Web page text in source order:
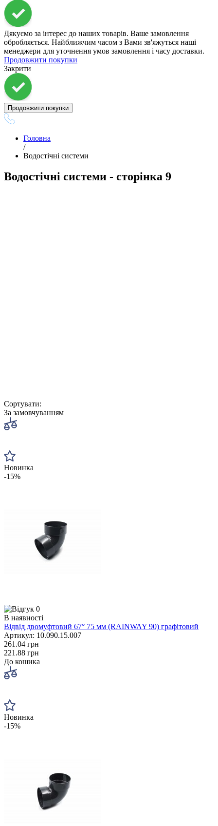
Дякуємо за інтерес до наших товарів. Ваше замовлення
обробляється. Найближчим часом з Вами зв'яжуться наші
менеджери для уточнення умов замовлення і часу доставки.
Продовжити покупки
Закрити
Продовжити покупки
Головна
/
Водостічні системи
Водостічні системи - сторінка 9
Сортувати:
За замовчуванням
Новинка
-15%
0
В наявності
Відвід двомуфтовий 67° 75 мм (RAINWAY 90) графітовий
Артикул: 10.090.15.007
261.04 грн
221.88 грн
До кошика
Новинка
-15%